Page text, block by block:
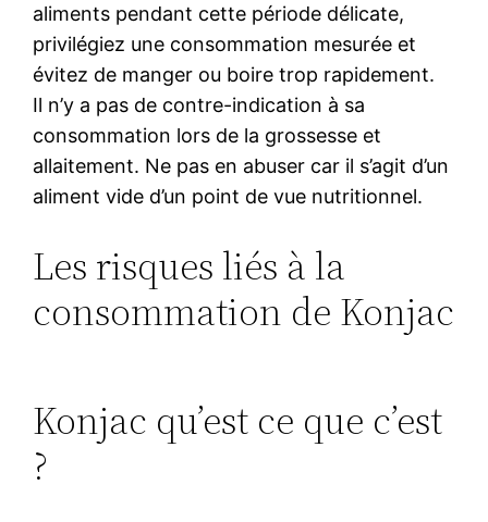
aliments pendant cette période délicate,
privilégiez une consommation mesurée et
évitez de manger ou boire trop rapidement.
Il n’y a pas de contre-indication à sa
consommation lors de la grossesse et
allaitement. Ne pas en abuser car il s’agit d’un
aliment vide d’un point de vue nutritionnel.
Les risques liés à la
consommation de Konjac
Konjac qu’est ce que c’est
?